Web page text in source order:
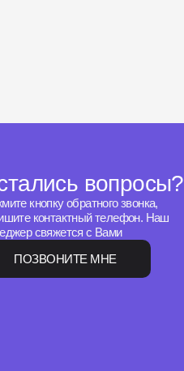
вопросы?
кнопку обратного звонка,
контактный телефон. Наш
свяжется с Вами
ПОЗВОНИТЕ МНЕ